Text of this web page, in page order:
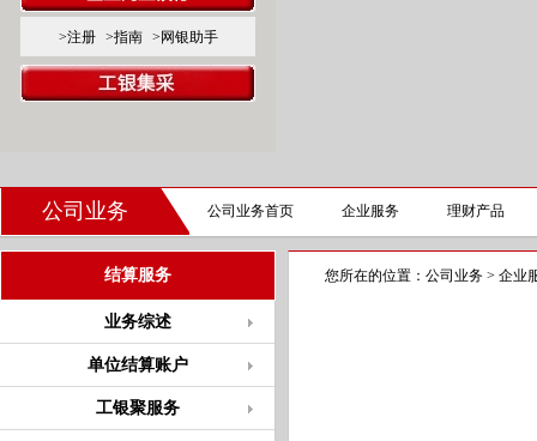
>注册 >指南 >网银助手
公司业务 公司业务首页 企业服务 理财产品
结算服务
业务综述
单位结算账户
工银聚服务
您所在的位置： 公司业务 > 企业